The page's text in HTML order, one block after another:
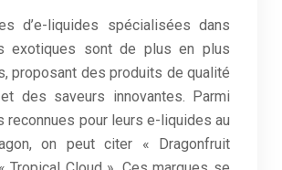
d’e-liquides spécialisées dans
exotiques sont de plus en plus
proposant des produits de qualité
des saveurs innovantes. Parmi
reconnues pour leurs e-liquides au
on peut citer « Dragonfruit